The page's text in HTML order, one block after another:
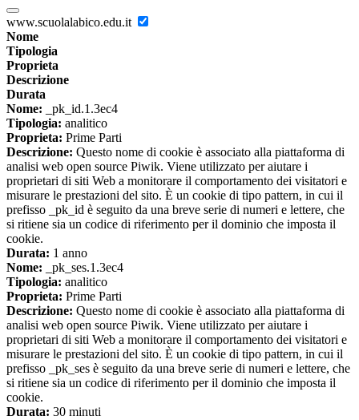
www.scuolalabico.edu.it
Nome
Tipologia
Proprieta
Descrizione
Durata
Nome: _pk_id.1.3ec4
Tipologia: analitico
Proprieta: Prime Parti
Descrizione: Questo nome di cookie è associato alla piattaforma di
analisi web open source Piwik. Viene utilizzato per aiutare i
proprietari di siti Web a monitorare il comportamento dei visitatori e
misurare le prestazioni del sito. È un cookie di tipo pattern, in cui il
prefisso _pk_id è seguito da una breve serie di numeri e lettere, che
si ritiene sia un codice di riferimento per il dominio che imposta il
cookie.
Durata: 1 anno
Nome: _pk_ses.1.3ec4
Tipologia: analitico
Proprieta: Prime Parti
Descrizione: Questo nome di cookie è associato alla piattaforma di
analisi web open source Piwik. Viene utilizzato per aiutare i
proprietari di siti Web a monitorare il comportamento dei visitatori e
misurare le prestazioni del sito. È un cookie di tipo pattern, in cui il
prefisso _pk_ses è seguito da una breve serie di numeri e lettere, che
si ritiene sia un codice di riferimento per il dominio che imposta il
cookie.
Durata: 30 minuti